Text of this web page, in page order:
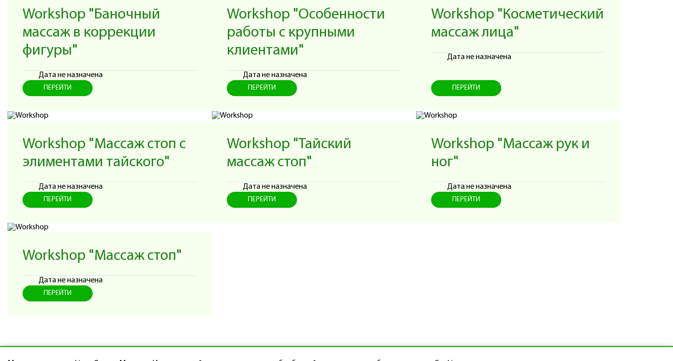
Workshop "Баночный
массаж в коррекции
фигуры"
Дата не назначена
ПЕРЕЙТИ
Workshop "Особенности
работы с крупными
клиентами"
Дата не назначена
ПЕРЕЙТИ
Workshop "Косметический
массаж лица"
Дата не назначена
ПЕРЕЙТИ
Workshop "Массаж стоп с
элиментами тайского"
Дата не назначена
ПЕРЕЙТИ
Workshop "Тайский
массаж стоп"
Дата не назначена
ПЕРЕЙТИ
Workshop "Массаж рук и
ног"
Дата не назначена
ПЕРЕЙТИ
Workshop "Массаж стоп"
Дата не назначена
ПЕРЕЙТИ